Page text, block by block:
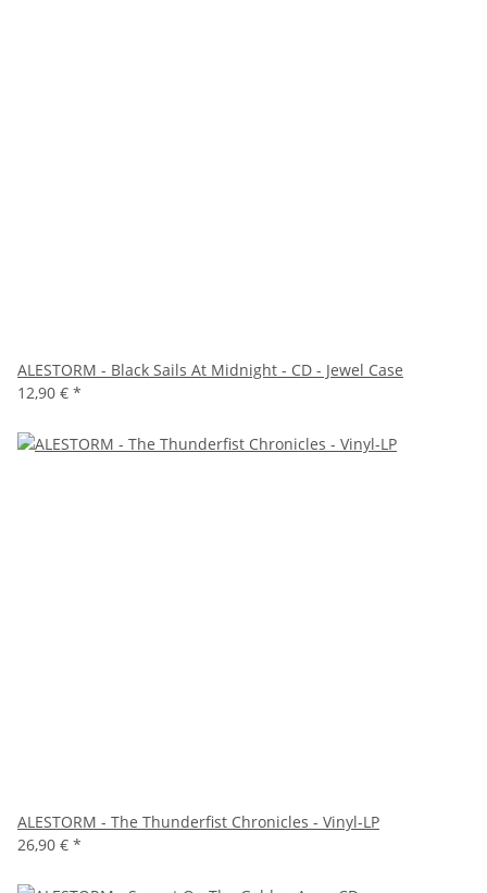
ALESTORM - Black Sails At Midnight - CD - Jewel Case
12,90 € *
ALESTORM - The Thunderfist Chronicles - Vinyl-LP
26,90 € *